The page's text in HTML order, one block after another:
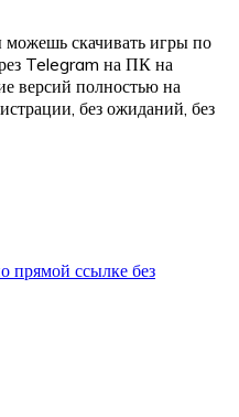
скачивать игры по
Telegram на ПК на
версий полностью на
без ожиданий, без